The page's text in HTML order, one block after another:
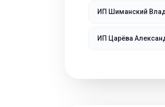
ИП Шиманский
ИП Царёва